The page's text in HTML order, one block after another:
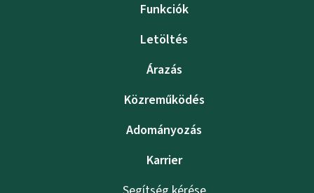
Funkciók
Letöltés
Árazás
Közreműködés
Adományozás
Karrier